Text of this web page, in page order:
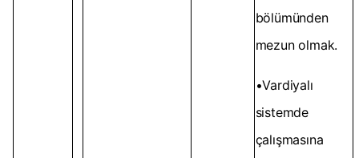
bölümünden
mezun olmak.
•Vardiyalı
sistemde
çalışmasına